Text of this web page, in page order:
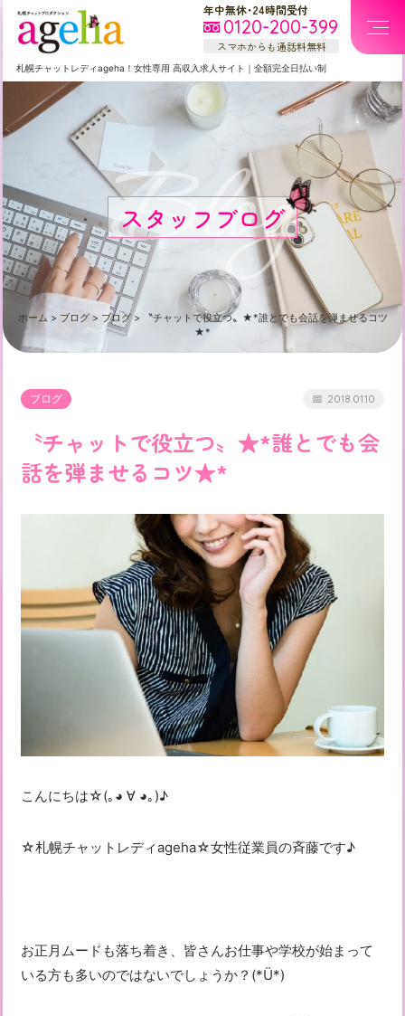
年中無休・24時間受付
0120-200-399
スマホからも通話料無料
札幌チャットレディageha！女性専用 高収入求人サイト ｜ 全額完全日払い制
スタッフブログ
Blog
ホーム > ブログ> ブログ>
〝チャットで役立つ〟★*誰とでも会話を弾ませるコツ
★*
ブログ 2018.01.10
〝チャットで役立つ〟★*誰とでも会
話を弾ませるコツ★*
こんにちは☆(｡◕ ∀ ◕｡)♪
☆札幌チャットレディageha☆女性従業員の斉藤です♪
お正月ムードも落ち着き、皆さんお仕事や学校が始まって
いる方も多いのではないでしょうか？(*Ü*)